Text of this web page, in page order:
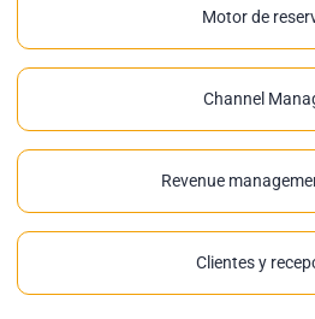
Motor de
Channel
Revenue
Clientes y